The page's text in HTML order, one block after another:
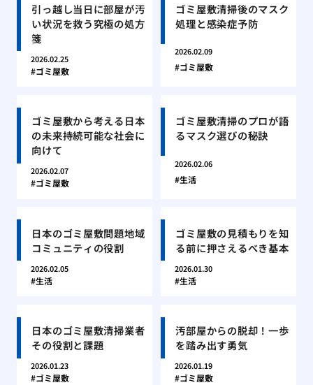
引っ越し当日に部屋が汚
い状況を救う究極の処方
箋
2026.02.25
ゴミ屋敷
ゴミ屋敷清掃後のマスク
処理と感染症予防
2026.02.09
ゴミ屋敷
ゴミ屋敷から考える日本
の未来持続可能な社会に
向けて
2026.02.07
ゴミ屋敷
ゴミ屋敷清掃のプロが語
るマスク選びの秘訣
2026.02.06
生活
日本のゴミ屋敷問題地域
コミュニティの役割
2026.02.05
生活
ゴミ屋敷の見積もりを知
る前に押さえるべき基本
2026.01.30
生活
日本のゴミ屋敷清掃業者
その役割と課題
2026.01.23
ゴミ屋敷
汚部屋からの脱却！一歩
を踏み出す勇気
2026.01.19
ゴミ屋敷